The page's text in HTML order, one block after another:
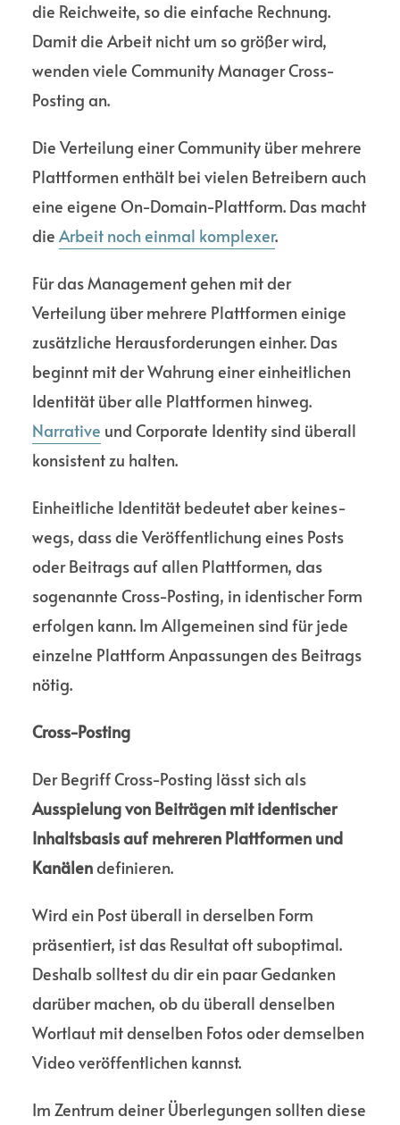
die Reich­weite, so die einfache Rechnung.
Damit die Arbeit nicht um so größer wird,
wenden viele Community Manager Cross-
Posting an.
Die Verteilung einer Commu­nity über mehrere
Platt­formen enthält bei vielen Betreibern auch
eine eigene On-Domain-Platt­form. Das macht
die Arbeit noch einmal komplexer.
Für das Manage­ment gehen mit der
Verteilung über mehrere Platt­formen einige
zusätz­liche Heraus­forderungen einher. Das
beginnt mit der Wahrung einer einheit­lichen
Iden­tität über alle Platt­formen hinweg.
Narrative und Corporate Identity sind überall
konsistent zu halten.
Einheit­liche Identität bedeutet aber keines­
wegs, dass die Veröffent­lichung eines Posts
oder Beitrags auf allen Platt­formen, das
sogenannte Cross-Posting, in identi­scher Form
erfolgen kann. Im Allgemeinen sind für jede
einzelne Platt­form Anpas­sungen des Beitrags
nötig.
Cross-Posting
Der Begriff Cross-Posting lässt sich als
Ausspielung von Beiträgen mit identi­scher
Inhalts­basis auf mehreren Platt­formen und
Kanälendefinieren.
Wird ein Post überall in derselben Form
präsen­tiert, ist das Resultat oft suboptimal.
Deshalb solltest du dir ein paar Gedanken
darüber machen, ob du überall denselben
Wort­laut mit denselben Fotos oder demselben
Video veröffent­lichen kannst.
Im Zentrum deiner Über­legungen sollten diese